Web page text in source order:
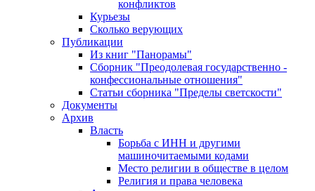
конфликтов
Курьезы
Сколько верующих
Публикации
Из книг "Панорамы"
Сборник "Преодолевая государственно -
конфессиональные отношения"
Статьи сборника "Пределы светскости"
Документы
Архив
Власть
Борьба с ИНН и другими
машиночитаемыми кодами
Место религии в обществе в целом
Религия и права человека